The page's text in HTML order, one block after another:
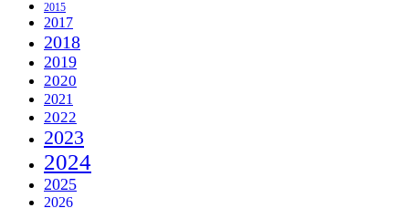
2015
2017
2018
2019
2020
2021
2022
2023
2024
2025
2026